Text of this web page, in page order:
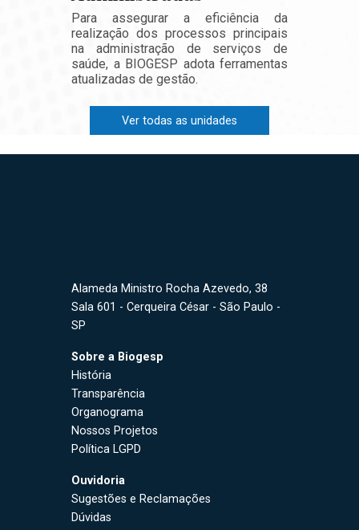
Para assegurar a eficiência da
realização dos processos principais
na administração de serviços de
saúde, a BIOGESP adota ferramentas
atualizadas de gestão.
Ver todas as unidades
Alameda Ministro Rocha Azevedo, 38
Sala 601 - Cerqueira César - São Paulo -
SP
Sobre a Biogesp
História
Transparência
Organograma
Nossos Projetos
Política LGPD
Ouvidoria
Sugestões e Reclamações
Dúvidas